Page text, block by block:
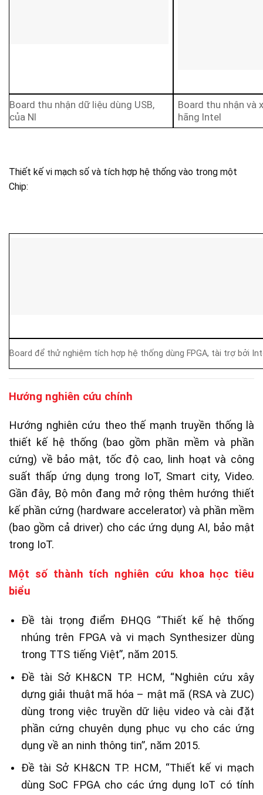
Board thu nhận dữ liệu dùng USB,
của NI
Board thu nhận và
hãng Intel
Thiết kế vi mạch số và tích hợp hệ thống vào trong một
Chip:
Board để thử nghiệm tích hợp hệ thống dùng FPGA, tài trợ bởi
Hướng nghiên cứu chính
Hướng nghiên cứu theo thế mạnh truyền thống là
thiết kế hệ thống (bao gồm phần mềm và phần
cứng) về bảo mật, tốc độ cao, linh hoạt và công
suất thấp ứng dụng trong IoT, Smart city, Video.
Gần đây, Bộ môn đang mở rộng thêm hướng thiết
kế phần cứng (hardware accelerator) và phần mềm
(bao gồm cả driver) cho các ứng dụng AI, bảo mật
trong IoT.
Một số thành tích nghiên cứu khoa học tiêu
biểu
Đề tài trọng điểm ĐHQG “Thiết kế hệ thống
nhúng trên FPGA và vi mạch Synthesizer dùng
trong TTS tiếng Việt”, năm 2015.
Đề tài Sở KH&CN TP. HCM, “Nghiên cứu xây
dựng giải thuật mã hóa – mật mã (RSA và ZUC)
dùng trong việc truyền dữ liệu video và cài đặt
phần cứng chuyên dụng phục vụ cho các ứng
dụng về an ninh thông tin”, năm 2015.
Đề tài Sở KH&CN TP. HCM, “Thiết kế vi mạch
dùng SoC FPGA cho các ứng dụng IoT có tính